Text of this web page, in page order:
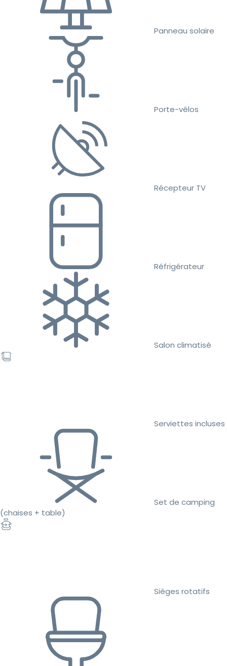
Panneau solaire
Porte-vélos
Récepteur TV
Réfrigérateur
Salon climatisé
Serviettes incluses
Set de camping
(chaises + table)
Sièges rotatifs